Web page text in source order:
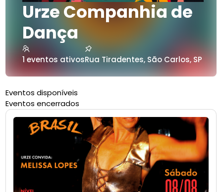
Urze Companhia de
Dança
1 eventos ativosRua Tiradentes, São Carlos,SP
Eventos disponíveis
Eventos encerrados